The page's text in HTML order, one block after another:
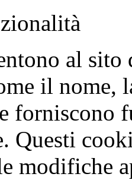
al sito
il nome,
forniscono
Questi
modifiche